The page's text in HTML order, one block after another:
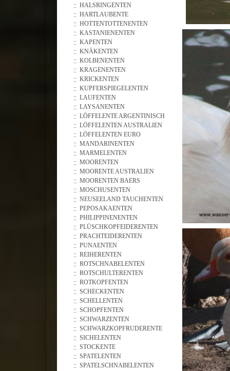
HALSRINGENTEN
HARTLAUBENTE
HOTTENTOTTENENTEN
KASTANIENENTEN
KAPENTEN
KNÄKENTEN
KOLBENENTEN
KRAGENENTEN
KRICKENTEN
KUPFERSPIEGELENTEN
LAUFENTEN
LAYSANENTEN
LÖFFELENTE ARGENTINISCH
LÖFFELENTEN AUSTRALIEN
LÖFFELENTEN EURO
MANDARINENTEN
MARMELENTEN
MOORENTEN
MOORENTE AUSTRALIEN
MOORENTEN BAERS
MOSCHUSENTEN
NEUSEELAND TAUCHENTEN
PEPOSAKAENTEN
PHILIPPINENENTEN
PLÜSCHKOPFEIDERENTEN
PRACHTEIDERENTEN
PUNAENTEN
REIHERENTEN
ROTSCHNABELENTEN
ROTSCHULTERENTEN
ROTKOPFENTEN
SCHECKENTEN
SCHELLENTEN
SCHOPFENTEN
SCHWARZENTEN
SCHWARZKOPFRUDERENTE
SICHELENTEN
STOCKENTE
SPATELENTEN
SPATELSCHNABELENTEN